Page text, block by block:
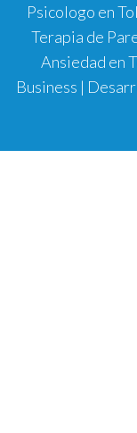
Psicologo en
Terapia de
Ansiedad en
Business |